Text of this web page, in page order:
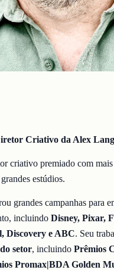
Criativo da Alex
criativo premiado com
estúdios.
grandes campanhas para
incluindoDisney, Pixar,
Discovery e ABC. Seu
setor, incluindoPrêmios
Promax|BDA Golden